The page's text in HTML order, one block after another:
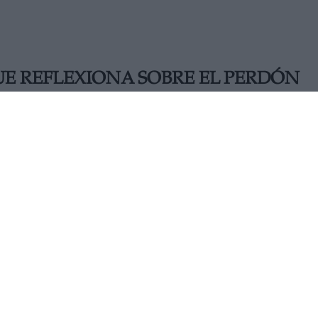
REFLEXIONA SOBRE EL PERDÓN